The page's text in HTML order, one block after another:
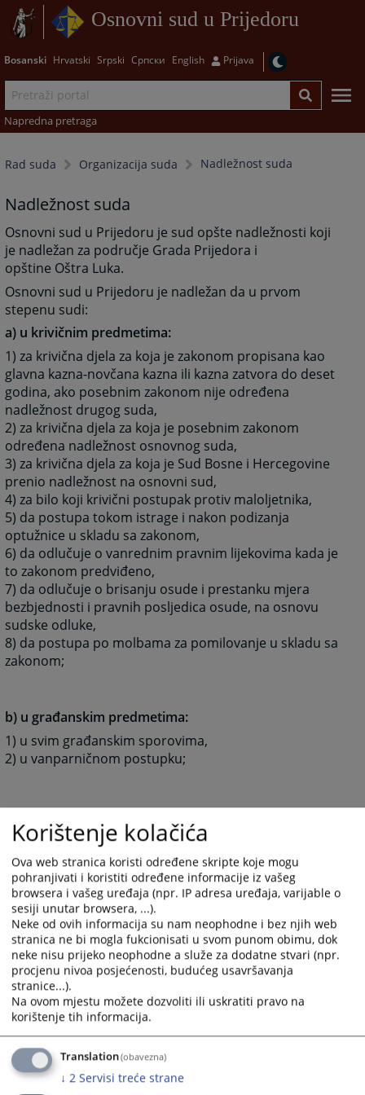
Osnovni sud u Prijedoru
Bosanski Hrvatski Srpski Српски English Prijava
Napredna pretraga
Rad suda Organizacija suda Nadležnost suda
Nadležnost suda
Osnovni sud u Prijedoru je sud opšte nadležnosti koji
je nadležan za područje Grada Prijedora i
opštine Oštra Luka.
Osnovni sud u Prijedoru je nadležan da u prvom
stepenu sudi:
a) u krivičnim predmetima:
1) za krivična djela za koja je zakonom propisana kao
glavna kazna-novčana kazna ili kazna zatvora do deset
godina, ako posebnim zakonom nije određena
nadležnost drugog suda,
2) za krivična djela za koja je posebnim zakonom
određena nadležnost osnovnog suda,
3) za krivična djela za koja je Sud Bosne i Hercegovine
prenio nadležnost na osnovni sud,
4) za bilo koji krivični postupak protiv maloljetnika,
5) da postupa tokom istrage i nakon podizanja
optužnice u skladu sa zakonom,
6) da odlučuje o vanrednim pravnim lijekovima kada je
to zakonom predviđeno,
7) da odlučuje o brisanju osude i prestanku mjera
bezbjednosti i pravnih posljedica osude, na osnovu
sudske odluke,
8) da postupa po molbama za pomilovanje u skladu sa
zakonom;
b) u građanskim predmetima:
1) u svim građanskim sporovima,
2) u vanparničnom postupku;
1) u svim prekršajnim predmetima,
2) zahtijevima za ponavljanje prekršajnog postupka;
d) u drugim predmetima:
1) da sprovodi izvršni postupak, ako zakonom nije
drugačije određeno,
2) da određuje mjere obezbijeđenja, ako zakonom nije
drugačije određeno,
3) da rješava u posebnim postupcima, ako zakonom
nije drugačije određeno,
4) da pruža pravnu pomoć sudovima u Bosni i
Hercegovini,
5) da vrši poslove međunarodne pravne pomoći, ako
Korištenje kolačića
Ova web stranica koristi određene skripte koje mogu
pohranjivati i koristiti određene informacije iz vašeg
browsera i vašeg uređaja (npr. IP adresa uređaja, varijable o
sesiji unutar browsera, ...).
Neke od ovih informacija su nam neophodne i bez njih web
stranica ne bi mogla fukcionisati u svom punom obimu, dok
neke nisu prijeko neophodne a služe za dodatne stvari (npr.
procjenu nivoa posjećenosti, budućeg usavršavanja
stranice...).
Na ovom mjestu možete dozvoliti ili uskratiti pravo na
korištenje tih informacija.
Translation(obavezna)
↓ 2 Servisi treće strane